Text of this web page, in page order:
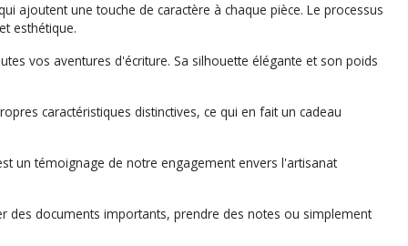
ajoutent une touche de caractère à chaque pièce. Le processus
esthétique.
vos aventures d'écriture. Sa silhouette élégante et son poids
caractéristiques distinctives, ce qui en fait un cadeau
un témoignage de notre engagement envers l'artisanat
des documents importants, prendre des notes ou simplement